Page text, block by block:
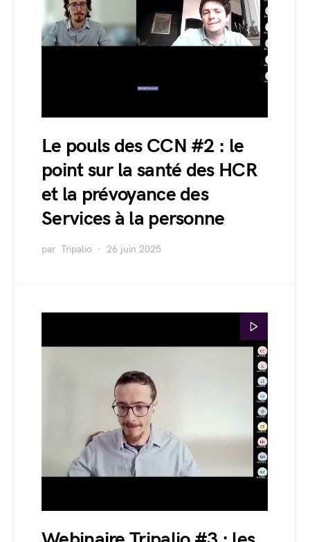
Le pouls des CCN #2 : le
point sur la santé des HCR
et la prévoyance des
Services à la personne
par Tripalio 26 juin 2025